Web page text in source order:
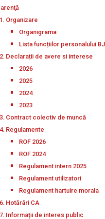
1. Organizare
Organigrama
Lista funcțiilor personalului
2. Declarații de avere si interese
2026
2025
2024
2023
3. Contract colectiv de muncă
4. Regulamente
ROF 2026
ROF 2024
Regulament intern 2025
Regulament utilizatori
Regulament hartuire morala
6. Hotărâri CA
7. Informații de interes public